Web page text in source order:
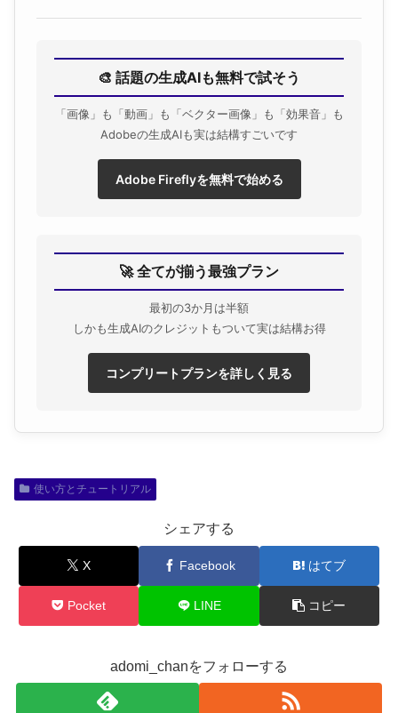
🎨 話題の生成AIも無料で試そう
「画像」も「動画」も「ベクター画像」も「効果音」も
Adobeの生成AIも実は結構すごいです
Adobe Fireflyを無料で始める
🚀 全てが揃う最強プラン
最初の3か月は半額
しかも生成AIのクレジットもついて実は結構お得
コンプリートプランを詳しく見る
使い方とチュートリアル
シェアする
X Facebook はてブ
Pocket LINE コピー
adomi_chanをフォローする